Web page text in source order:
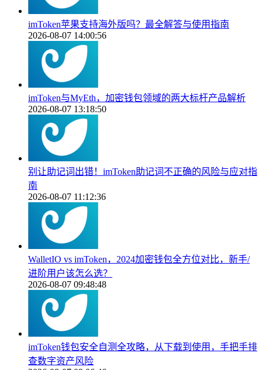
imToken苹果支持海外版吗？最全解答与使用指南
2026-08-07 14:00:56
imToken与MyEth，加密钱包领域的两大标杆产品解析
2026-08-07 13:18:50
别让助记词出错！imToken助记词不正确的风险与应对指
南
2026-08-07 11:12:36
WalletIO vs imToken，2024加密钱包全方位对比，新手/
进阶用户该怎么选？
2026-08-07 09:48:48
imToken钱包安全自测全攻略，从下载到使用，手把手排
查数字资产风险